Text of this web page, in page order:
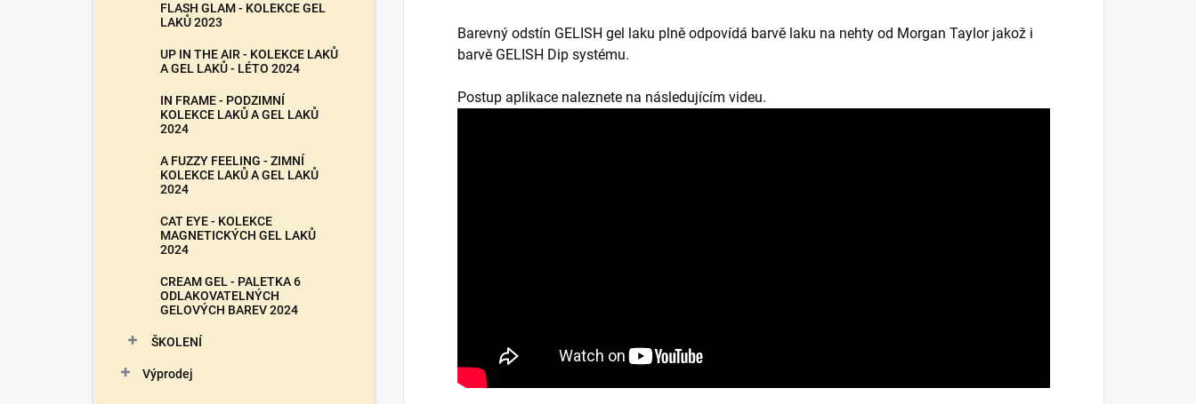
FLASH GLAM - KOLEKCE GEL
LAKŮ 2023
UP IN THE AIR - KOLEKCE LAKŮ
A GEL LAKŮ - LÉTO 2024
IN FRAME - PODZIMNÍ
KOLEKCE LAKŮ A GEL LAKŮ
2024
A FUZZY FEELING - ZIMNÍ
KOLEKCE LAKŮ A GEL LAKŮ
2024
CAT EYE - KOLEKCE
MAGNETICKÝCH GEL LAKŮ
2024
CREAM GEL - PALETKA 6
ODLAKOVATELNÝCH
GELOVÝCH BAREV 2024
ŠKOLENÍ
Výprodej
Barevný odstín GELISH gel laku plně odpovídá barvě laku na nehty od Morgan Taylor jakož i
barvě GELISH Dip systému.
Postup aplikace naleznete na následujícím videu.